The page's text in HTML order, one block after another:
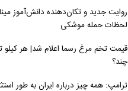
روایت جدید و تکان‌دهنده دانش‌آموز
لحظات حمله موشکی
قیمت تخم مرغ رسما اعلام شد| هر
چند؟
ترامپ: همه چیز درباره ایران به طور